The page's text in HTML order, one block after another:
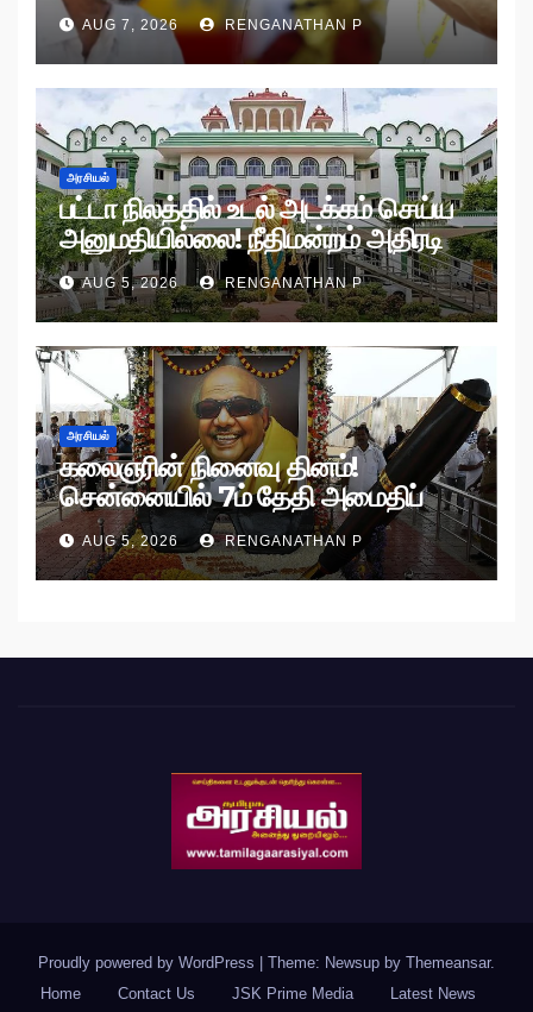
AUG 7, 2026 RENGANATHAN P
அரசியல்
பட்டா நிலத்தில் உடல் அடக்கம் செய்ய
அனுமதியில்லை! நீதிமன்றம் அதிரடி
உத்தரவு!
AUG 5, 2026 RENGANATHAN P
அரசியல்
கலைஞரின் நினைவு தினம்!
சென்னையில் 7ம் தேதி அமைதிப்
பேரணி!
AUG 5, 2026 RENGANATHAN P
Proudly powered by WordPress Theme: Newsup by Themeansar.
Home
Contact Us JSK Prime Media Latest News